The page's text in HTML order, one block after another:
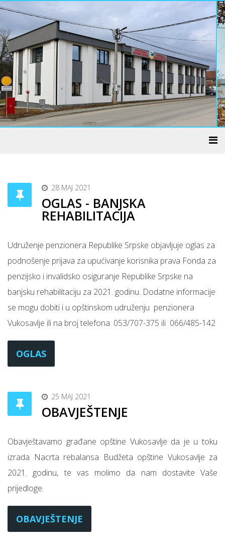
28 MAJ 2021
OGLAS - BANJSKA
REHABILITACIJA
Udruženje penzionera Republike Srpske objavljuje oglas za
podnošenje prijava za upućivanje korisnika prava Fonda za
penzijsko i invalidsko osiguranje Republike Srpske na
banjsku rehabilitaciju za 2021. godinu. Dodatne informacije
se mogu dobiti i u opštinskom udruženju penzionera
Vukosavlje ili na broj telefona: 053/707-375 ili 066/485-142
OGLAS
25 MAJ 2021
OBAVJEŠTENJE
Obavještavamo građane opštine Vukosavlje da je u toku
izrada Nacrta rebalansa Budžeta opštine Vukosavlje za
2021. godinu, te vas molimo da nam dostavite Vaše
prijedloge.
OBAVJEŠTENJE